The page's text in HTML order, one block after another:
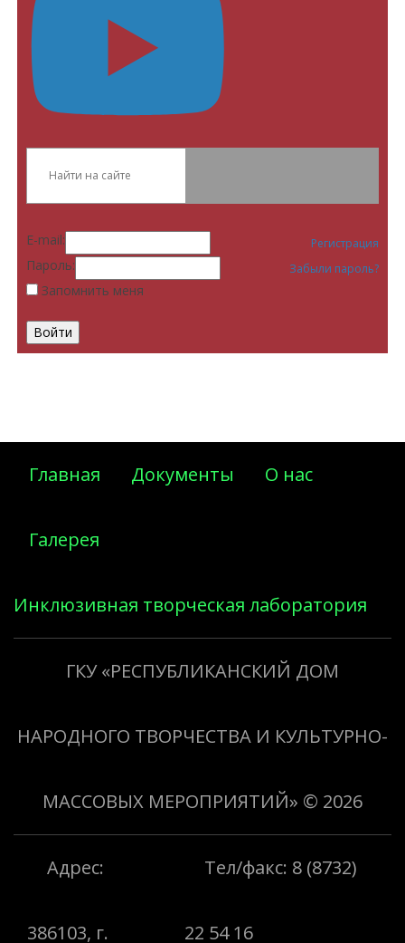
E-mail: Регистрация
Пароль: Забыли пароль?
Запомнить меня
Главная Документы О нас
Галерея
Инклюзивная творческая лаборатория
«Творить добро»
ГКУ «РЕСПУБЛИКАНСКИЙ ДОМ
НАРОДНОГО ТВОРЧЕСТВА И КУЛЬТУРНО-
МАССОВЫХ МЕРОПРИЯТИЙ» © 2026
Адрес:
386103, г.
Тел/факс: 8 (8732)
22 54 16